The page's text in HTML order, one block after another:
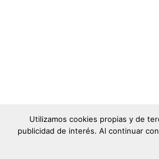
Utilizamos cookies propias y de
publicidad de interés. Al continuar